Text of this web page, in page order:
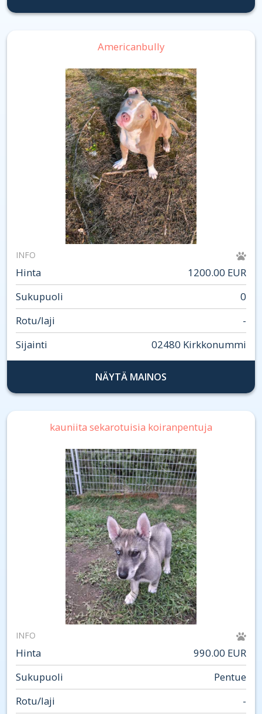
Americanbully
INFO
Hinta
1200.00 EUR
Sukupuoli
0
Rotu/laji
-
Sijainti
02480 Kirkkonummi
NÄYTÄ MAINOS
kauniita sekarotuisia koiranpentuja
INFO
Hinta
990.00 EUR
Sukupuoli
Pentue
Rotu/laji
-